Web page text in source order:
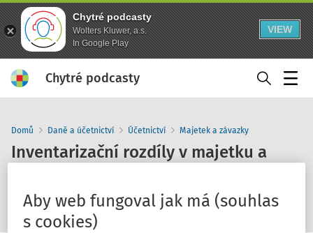
Chytré podcasty
Wolters Kluwer, a.s.
In Google Play
VIEW
Chytré podcasty
Domů Daně a účetnictví Účetnictví Majetek a závazky
Inventarizační rozdíly v majetku a
účetnictví, daních z příjmů a DPH
Aby web fungoval jak má (souhlas
s cookies)